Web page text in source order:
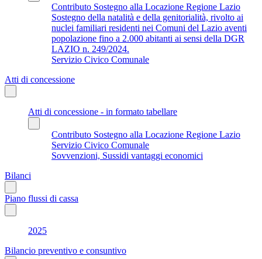
Contributo Sostegno alla Locazione Regione Lazio
Sostegno della natalità e della genitorialità, rivolto ai
nuclei familiari residenti nei Comuni del Lazio aventi
popolazione fino a 2.000 abitanti ai sensi della DGR
LAZIO n. 249/2024.
Servizio Civico Comunale
Atti di concessione
Atti di concessione - in formato tabellare
Contributo Sostegno alla Locazione Regione Lazio
Servizio Civico Comunale
Sovvenzioni, Sussidi vantaggi economici
Bilanci
Piano flussi di cassa
2025
Bilancio preventivo e consuntivo